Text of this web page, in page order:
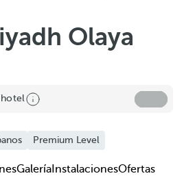
Olaya
hotel
Premium Level
Galería InstalacionesOfertas